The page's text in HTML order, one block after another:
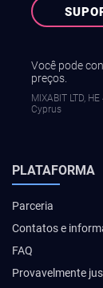
Você pode
preços.
MIXABIT LTD,
Cyprus
PLATAFORMA
Parceria
Contatos e
FAQ
Provavelmente